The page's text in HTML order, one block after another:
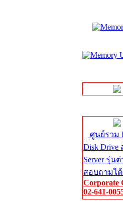
ศูนย์รวม
Disk Drive
Server รุ่นต่
สอบถามไ
Corporate
02-641-